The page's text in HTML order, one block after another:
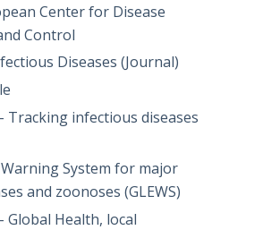
Center for Disease
Control
Diseases (Journal)
Tracking infectious diseases
System for major
and zoonoses (GLEWS)
Global Health, local